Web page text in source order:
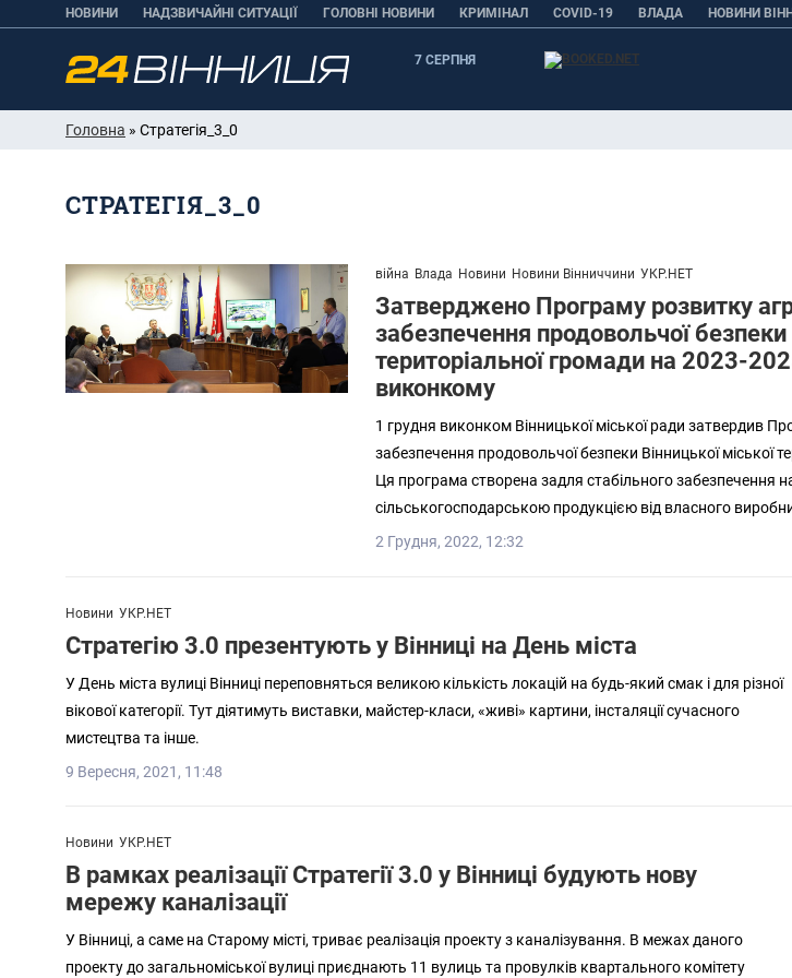
НОВИНИ НАДЗВИЧАЙНІ СИТУАЦІЇ ГОЛОВНІ НОВИНИ КРИМІНАЛ COVID-19 ВЛАДА НОВИНИ
7 СЕРПНЯ
Головна » Стратегія_3_0
СТРАТЕГІЯ_3_0
війна Влада Новини Новини Вінниччини УКР.НЕТ
Затверджено Програму розвитку
забезпечення продовольчої безпеки
територіальної громади на 2023-
виконкому
1 грудня виконком Вінницької міської ради затвердив
забезпечення продовольчої безпеки Вінницької міської
Ця програма створена задля стабільного забезпечення
сільськогосподарською продукцією від власного
2 Грудня, 2022, 12:32
Новини УКР.НЕТ
Стратегію 3.0 презентують у Вінниці на День міста
У День міста вулиці Вінниці переповняться великою кількість локацій на будь-який смак і для різної
вікової категорії. Тут діятимуть виставки, майстер-класи, «живі» картини, інсталяції сучасного
мистецтва та інше.
9 Вересня, 2021, 11:48
Новини УКР.НЕТ
В рамках реалізації Стратегії 3.0 у Вінниці будують нову
мережу каналізації
У Вінниці, а саме на Старому місті, триває реалізація проекту з каналізування. В межах даного
проекту до загальноміської вулиці приєднають 11 вулиць та провулків квартального комітету